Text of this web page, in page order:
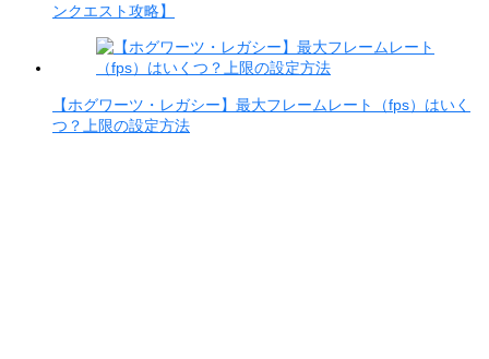
ンクエスト攻略】
【ホグワーツ・レガシー】最大フレームレート（fps）はいく
つ？上限の設定方法